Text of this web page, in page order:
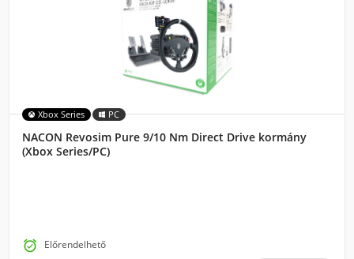
Xbox Series PC
NACON Revosim Pure 9/10 Nm Direct Drive kormány
(Xbox Series/PC)
 Előrendelhető